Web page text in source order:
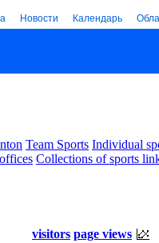
Новости Календарь
Team Sports Individual
Collections of sports
visitors page views